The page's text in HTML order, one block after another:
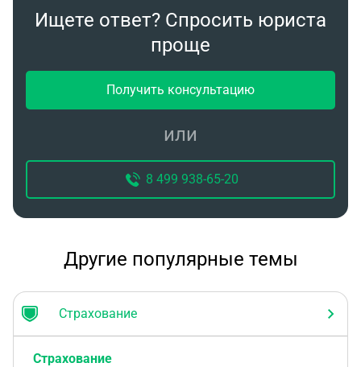
Ищете ответ? Спросить юриста
проще
Получить консультацию
или
8 499 938-65-20
Другие популярные темы
Страхование
Страхование